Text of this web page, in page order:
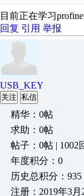
目前正在学习
回复 引用 举报
USB_KEY
关注 私信
精华：0帖
求助：0帖
帖子：0帖 | 1002
年度积分：0
历史总积分：935
注册：2019年3月